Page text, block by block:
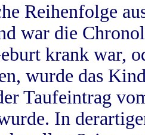
Reihenfolge
war die
krank war,
wurde das
Taufeintrag
In